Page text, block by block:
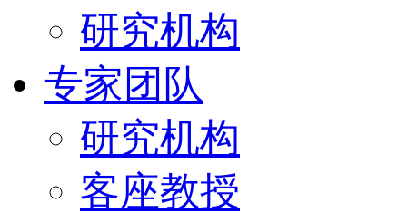
研究机构
专家团队
研究机构
客座教授